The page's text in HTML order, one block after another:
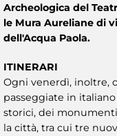
Archeologica del
le Mura Aureliane di
dell'Acqua Paola.
ITINERARI
Ogni venerdì, inoltre,
passeggiate in
storici, dei
la città, tra cui tre